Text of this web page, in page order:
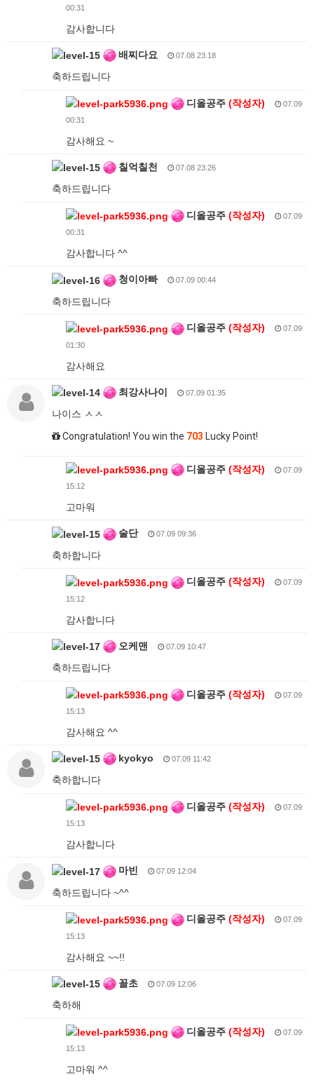
00:31
감사합니다
배찌다요 07.08 23:18
축하드립니다
디올공주 (작성자)
07.09
00:31
감사해요 ~
칠억칠천 07.08 23:26
축하드립니다
디올공주 (작성자)
07.09
00:31
감사합니다 ^^
청이아빠 07.09 00:44
축하드립니다
디올공주 (작성자)
07.09
01:30
감사해요
최강사나이 07.09 01:35
나이스 ㅅㅅ
Congratulation! You win the 703 Lucky Point!
디올공주 (작성자)
07.09
15:12
고마워
술단 07.09 09:36
축하합니다
디올공주 (작성자)
07.09
15:12
감사합니다
오케맨 07.09 10:47
축하드립니다
디올공주 (작성자)
07.09
15:13
감사해요 ^^
kyokyo 07.09 11:42
축하합니다
디올공주 (작성자)
07.09
15:13
감사합니다
마빈 07.09 12:04
축하드립니다 ~^^
디올공주 (작성자)
07.09
15:13
감사해요 ~~!!
꼴초 07.09 12:06
축하해
디올공주 (작성자)
07.09
15:13
고마워 ^^